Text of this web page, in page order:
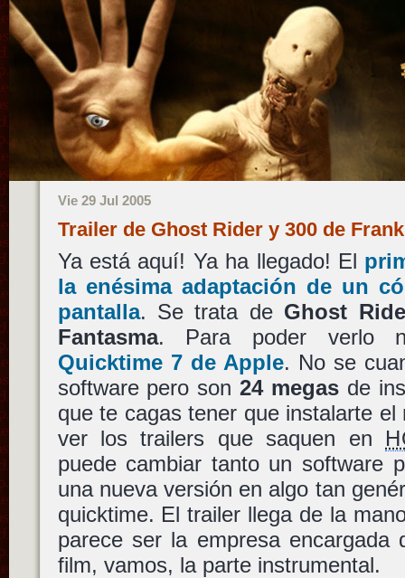
Vie 29 Jul 2005
Trailer de Ghost Rider y 300 de
Ya está aquí! Ya ha llegado! El
la enésima adaptación de un
pantalla. Se trata de Ghost
Fantasma. Para poder verlo
Quicktime 7 de Apple. No se
software pero son24 megas de
que te cagas tener que instalarte
ver los trailers que saquen en
puede cambiar tanto un software
una nueva versión en algo tan
quicktime. El trailer llega de la
parece ser la empresa encargada
film, vamos, la parte instrumental.